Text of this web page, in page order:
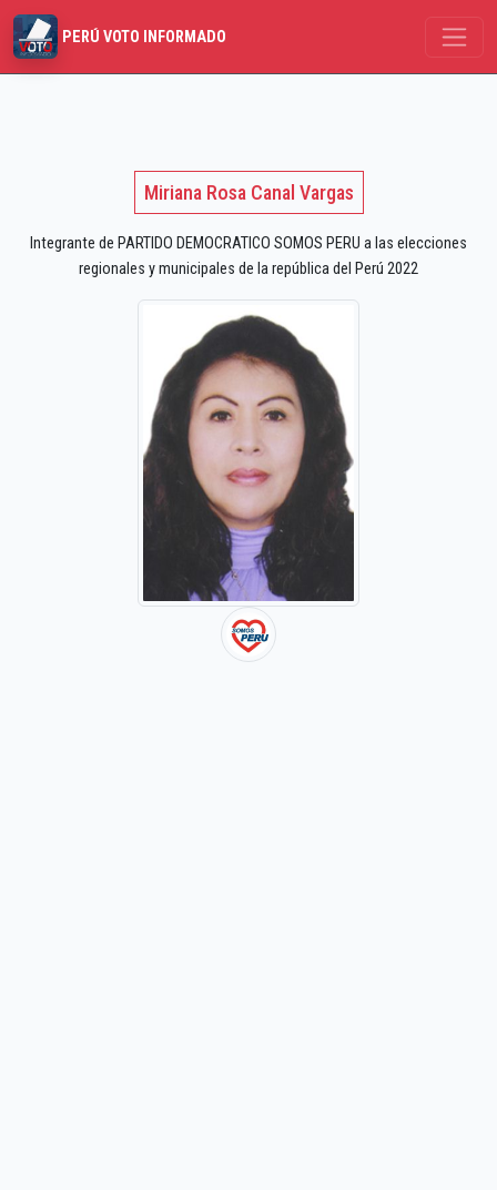
PERÚ VOTO INFORMADO
Miriana Rosa Canal Vargas
Integrante de PARTIDO DEMOCRATICO SOMOS PERU a las elecciones
regionales y municipales de la república del Perú 2022